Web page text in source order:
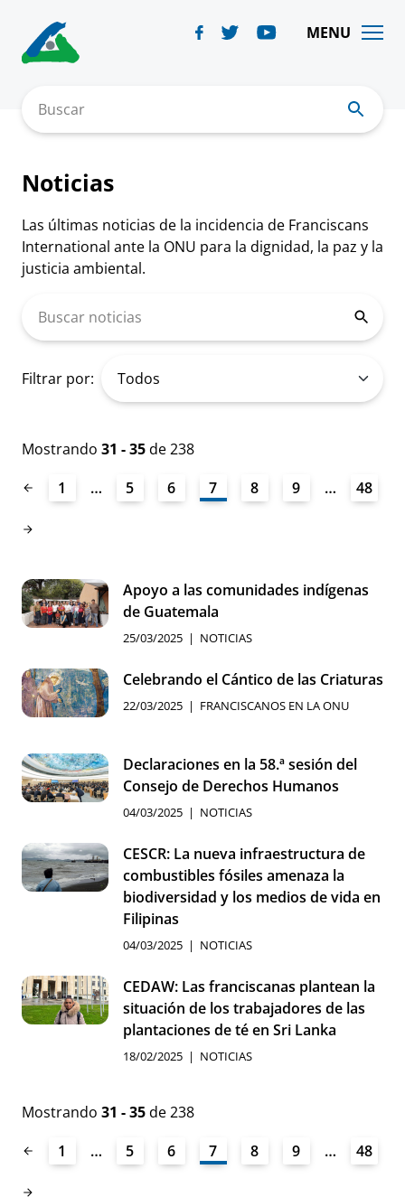
content
MENU
Buscar
Noticias
Las últimas noticias de la incidencia de Franciscans
International ante la ONU para la dignidad, la paz y la
justicia ambiental.
Buscar noticias
Filtrar por:
Mostrando 31 - 35de 238
1
… 5 6 7 8 9 … 48
Apoyo a las comunidades indígenas
de Guatemala
25/03/2025 NOTICIAS
Celebrando el Cántico de las Criaturas
22/03/2025 FRANCISCANOS EN LA ONU
Declaraciones en la 58.ª sesión del
Consejo de Derechos Humanos
04/03/2025 NOTICIAS
CESCR: La nueva infraestructura de
combustibles fósiles amenaza la
biodiversidad y los medios de vida en
Filipinas
04/03/2025 NOTICIAS
CEDAW: Las franciscanas plantean la
situación de los trabajadores de las
plantaciones de té en Sri Lanka
18/02/2025 NOTICIAS
Mostrando 31 - 35de 238
1
… 5 6 7 8 9 … 48